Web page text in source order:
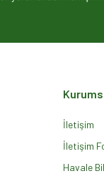
İletişim
İletişim
Havale